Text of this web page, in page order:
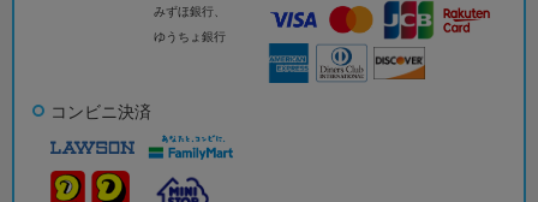
みずほ銀行、
ゆうちょ銀行
コンビニ決済